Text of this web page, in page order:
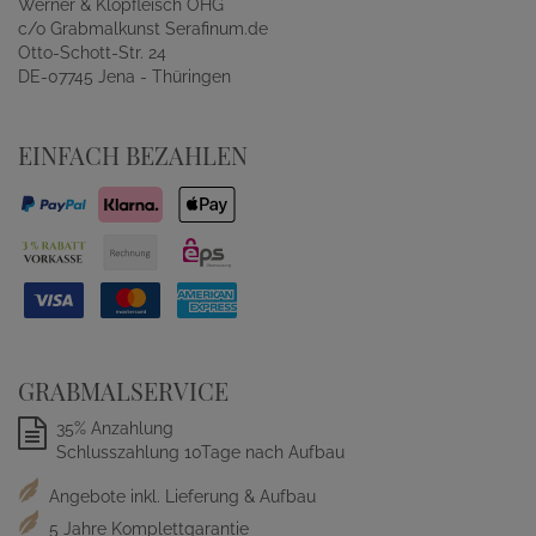
Werner & Klopfleisch OHG
c/o Grabmalkunst Serafinum.de
Otto-Schott-Str. 24
DE-07745 Jena - Thüringen
EINFACH BEZAHLEN
GRABMALSERVICE
35% Anzahlung
Schlusszahlung 10Tage nach Aufbau
Angebote inkl. Lieferung & Aufbau
5 Jahre Komplettgarantie